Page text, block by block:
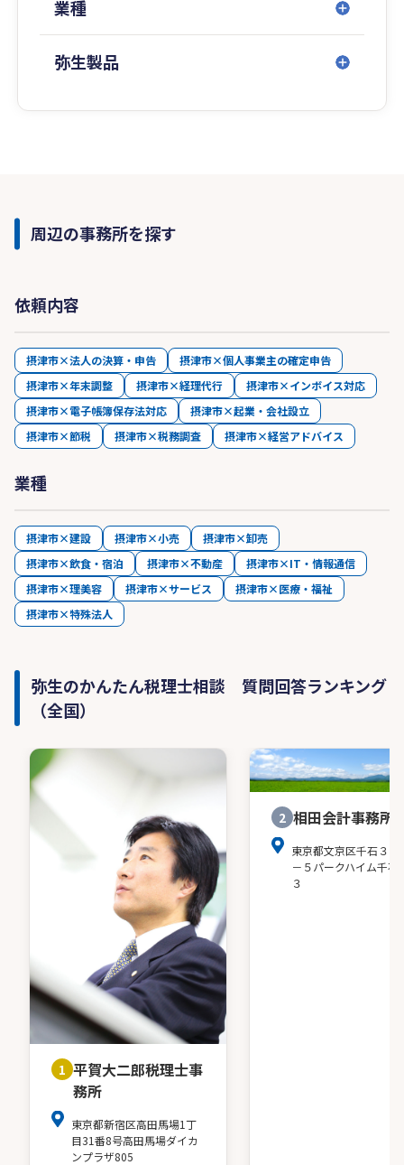
業種
弥生製品
周辺の事務所を探す
依頼内容
摂津市×法人の決算・申告
摂津市×個人事業主の確定申告
摂津市×年末調整
摂津市×経理代行
摂津市×インボイス対応
摂津市×電子帳簿保存法対応
摂津市×起業・会社設立
摂津市×節税
摂津市×税務調査 摂津市×経営アドバイス
業種
摂津市×建設 摂津市×小売
摂津市×卸売
摂津市×飲食・宿泊
摂津市×不動産
摂津市×IT・情報通信
摂津市×理美容
摂津市×サービス
摂津市×医療・福祉
摂津市×特殊法人
弥生のかんたん税理士相談 質問回答ランキング
（全国）
1 平賀大二郎税理士事
務所
東京都新宿区高田馬場1丁
目31番8号高田馬場ダイカ
ンプラザ805
2 相田会計事務所
東京都文京区千石３－
－５パークハイム千石
３